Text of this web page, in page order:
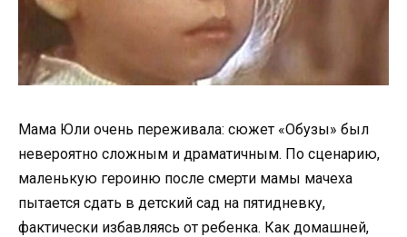
Мама Юли очень переживала: сюжет «Обузы» был
невероятно сложным и драматичным. По сценарию,
маленькую героиню после смерти мамы мачеха
пытается сдать в детский сад на пятидневку,
фактически избавляясь от ребенка. Как домашней,